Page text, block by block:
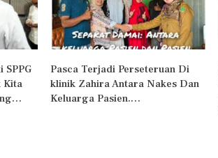
SPPG
Kita
Pasca Terjadi Perseteruan Di
klinik Zahira Antara Nakes Dan
Keluarga Pasien.…